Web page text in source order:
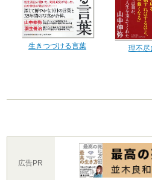
生きつづける言葉
理不尽
広告PR